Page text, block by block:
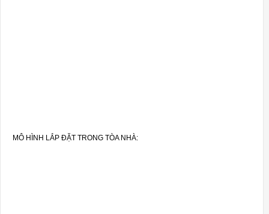
MÔ HÌNH LẮP ĐẶT TRONG TÒA NHÀ: